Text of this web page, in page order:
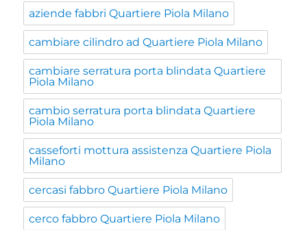
aziende fabbri Quartiere Piola Milano
cambiare cilindro ad Quartiere Piola Milano
cambiare serratura porta blindata Quartiere
Piola Milano
cambio serratura porta blindata Quartiere
Piola Milano
casseforti mottura assistenza Quartiere Piola
Milano
cercasi fabbro Quartiere Piola Milano
cerco fabbro Quartiere Piola Milano